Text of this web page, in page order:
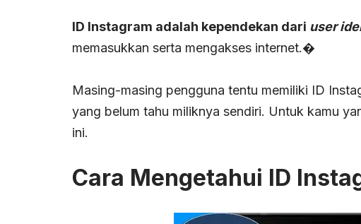
ID Instagram adalah kependekan dari user
memasukkan serta mengakses internet.�
Masing-masing pengguna tentu memiliki ID
yang belum tahu miliknya sendiri. Untuk kamu
ini.
Cara Mengetahui ID